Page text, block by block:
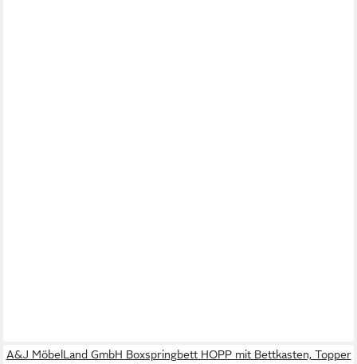
A&J MöbelLand GmbH Boxspringbett HOPP mit Bettkasten, Topper